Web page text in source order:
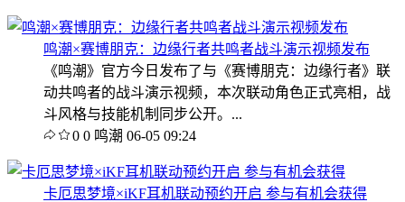
鸣潮×赛博朋克：边缘行者共鸣者战斗演示视频发布
《鸣潮》官方今日发布了与《赛博朋克：边缘行者》联
动共鸣者的战斗演示视频，本次联动角色正式亮相，战
斗风格与技能机制同步公开。...
0 0 鸣潮 06-05 09:24
卡厄思梦境×iKF耳机联动预约开启 参与有机会获得